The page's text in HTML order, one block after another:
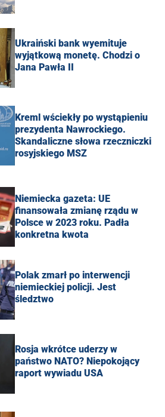
Ukraiński bank wyemituje
wyjątkową monetę. Chodzi o
Jana Pawła II
Kreml wściekły po wystąpieniu
prezydenta Nawrockiego.
Skandaliczne słowa rzeczniczki
rosyjskiego MSZ
Niemiecka gazeta: UE
finansowała zmianę rządu w
Polsce w 2023 roku. Padła
konkretna kwota
Polak zmarł po interwencji
niemieckiej policji. Jest
śledztwo
Rosja wkrótce uderzy w
państwo NATO? Niepokojący
raport wywiadu USA